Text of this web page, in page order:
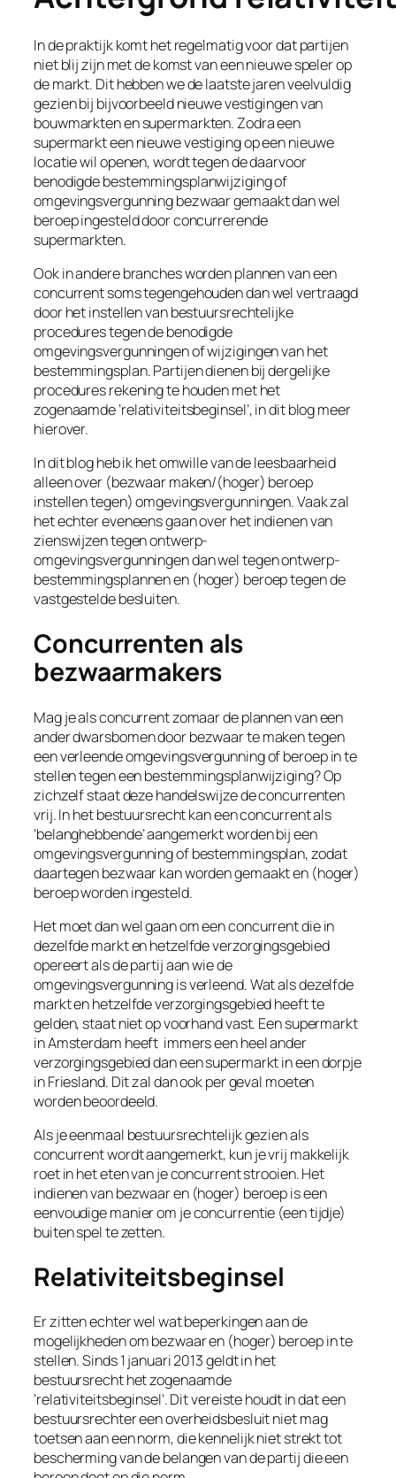
In de praktijk komt het regelmatig voor dat partijen
niet blij zijn met de komst van een nieuwe speler op
de markt. Dit hebben we de laatste jaren veelvuldig
gezien bij bijvoorbeeld nieuwe vestigingen van
bouwmarkten en supermarkten. Zodra een
supermarkt een nieuwe vestiging op een nieuwe
locatie wil openen, wordt tegen de daarvoor
benodigde bestemmingsplanwijziging of
omgevingsvergunning bezwaar gemaakt dan wel
beroep ingesteld door concurrerende
supermarkten.
Ook in andere branches worden plannen van een
concurrent soms tegengehouden dan wel vertraagd
door het instellen van bestuursrechtelijke
procedures tegen de benodigde
omgevingsvergunningen of wijzigingen van het
bestemmingsplan. Partijen dienen bij dergelijke
procedures rekening te houden met het
zogenaamde ‘relativiteitsbeginsel’, in dit blog meer
hierover.
In dit blog heb ik het omwille van de leesbaarheid
alleen over (bezwaar maken/(hoger) beroep
instellen tegen) omgevingsvergunningen. Vaak zal
het echter eveneens gaan over het indienen van
zienswijzen tegen ontwerp-
omgevingsvergunningen dan wel tegen ontwerp-
bestemmingsplannen en (hoger) beroep tegen de
vastgestelde besluiten.
Concurrenten als
bezwaarmakers
Mag je als concurrent zomaar de plannen van een
ander dwarsbomen door bezwaar te maken tegen
een verleende omgevingsvergunning of beroep in te
stellen tegen een bestemmingsplanwijziging? Op
zichzelf staat deze handelswijze de concurrenten
vrij. In het bestuursrecht kan een concurrent als
‘belanghebbende’ aangemerkt worden bij een
omgevingsvergunning of bestemmingsplan, zodat
daartegen bezwaar kan worden gemaakt en (hoger)
beroep worden ingesteld.
Het moet dan wel gaan om een concurrent die in
dezelfde markt en hetzelfde verzorgingsgebied
opereert als de partij aan wie de
omgevingsvergunning is verleend. Wat als dezelfde
markt en hetzelfde verzorgingsgebied heeft te
gelden, staat niet op voorhand vast. Een supermarkt
in Amsterdam heeft immers een heel ander
verzorgingsgebied dan een supermarkt in een dorpje
in Friesland. Dit zal dan ook per geval moeten
worden beoordeeld.
Als je eenmaal bestuursrechtelijk gezien als
concurrent wordt aangemerkt, kun je vrij makkelijk
roet in het eten van je concurrent strooien. Het
indienen van bezwaar en (hoger) beroep is een
eenvoudige manier om je concurrentie (een tijdje)
buiten spel te zetten.
Relativiteitsbeginsel
Er zitten echter wel wat beperkingen aan de
mogelijkheden om bezwaar en (hoger) beroep in te
stellen. Sinds 1 januari 2013 geldt in het
bestuursrecht het zogenaamde
‘relativiteitsbeginsel’. Dit vereiste houdt in dat een
bestuursrechter een overheidsbesluit niet mag
toetsen aan een norm, die kennelijk niet strekt tot
bescherming van de belangen van de partij die een